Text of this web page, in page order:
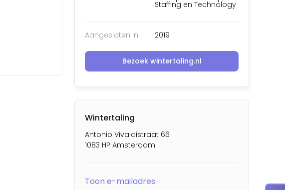
Staffing en Technology
Aangesloten in 2019
Bezoek wintertaling.nl
Wintertaling
Antonio Vivaldistraat 66
1083 HP Amsterdam
Toon e-mailadres